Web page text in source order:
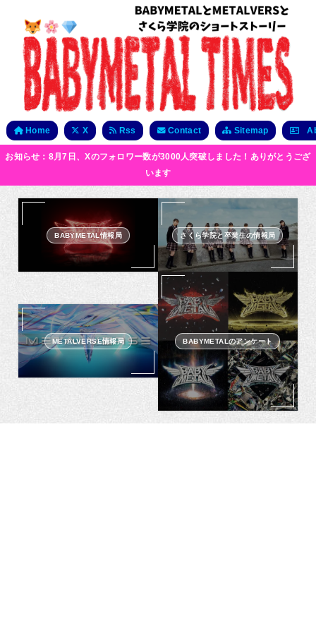
Home X Rss Contact Sitemap
お知らせ：8月7日、Xのフォロワー数が3000人突破しました！ありがとうござ
います
BABYMETAL情報局 さくら学院と卒業生の情報局
METALVERSE情報局 BABYMETALのアンケート